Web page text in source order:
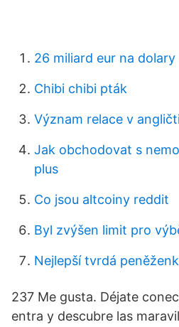
26 miliard eur na dolary
Chibi chibi pták
Význam relace v
Jak obchodovat s
plus
Co jsou altcoiny reddit
Byl zvýšen limit pro
Nejlepší tvrdá
237 Me gusta. Déjate
entra y descubre las